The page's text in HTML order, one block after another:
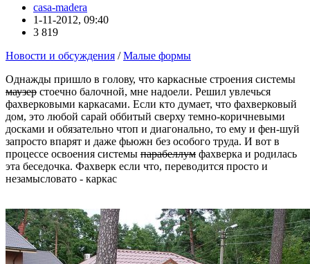
casa-madera
1-11-2012, 09:40
3 819
Новости и обсуждения /Малые формы
Однажды пришло в голову, что каркасные строения системы
маузер стоечно балочной, мне надоели. Решил увлечься
фахверковыми каркасами. Если кто думает, что фахверковый
дом, это любой сарай оббитый сверху темно-коричневыми
досками и обязательно чтоп и диагонально, то ему и фен-шуй
запросто впарят и даже фьюжн без особого труда. И вот в
процессе освоения системы парабеллум фахверка и родилась
эта беседочка. Фахверк если что, переводится просто и
незамысловато - каркас